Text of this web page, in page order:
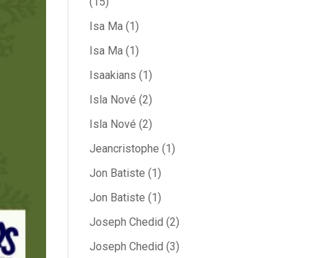
Isa Ma(1)
Isa Ma(1)
Isaakians (1)
Isla Nové (2)
Isla Nové (2)
Jeancristophe (1)
Jon Batiste (1)
Jon Batiste (1)
Joseph Chedid (2)
Joseph Chedid (3)